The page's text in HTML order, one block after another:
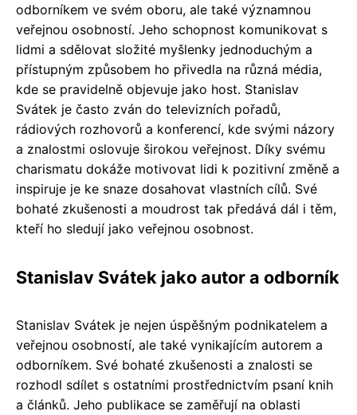
odborníkem ve svém oboru, ale také významnou
veřejnou osobností. Jeho schopnost komunikovat s
lidmi a sdělovat složité myšlenky jednoduchým a
přístupným způsobem ho přivedla na různá média,
kde se pravidelně objevuje jako host. Stanislav
Svátek je často zván do televizních pořadů,
rádiových rozhovorů a konferencí, kde svými názory
a znalostmi oslovuje širokou veřejnost. Díky svému
charismatu dokáže motivovat lidi k pozitivní změně a
inspiruje je ke snaze dosahovat vlastních cílů. Své
bohaté zkušenosti a moudrost tak předává dál i těm,
kteří ho sledují jako veřejnou osobnost.
Stanislav Svátek jako autor a odborník
Stanislav Svátek je nejen úspěšným podnikatelem a
veřejnou osobností, ale také vynikajícím autorem a
odborníkem. Své bohaté zkušenosti a znalosti se
rozhodl sdílet s ostatními prostřednictvím psaní knih
a článků. Jeho publikace se zaměřují na oblasti